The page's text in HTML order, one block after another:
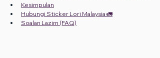
Kesimpulan
Hubungi Sticker Lori Malaysia 🚛
Soalan Lazim (FAQ)